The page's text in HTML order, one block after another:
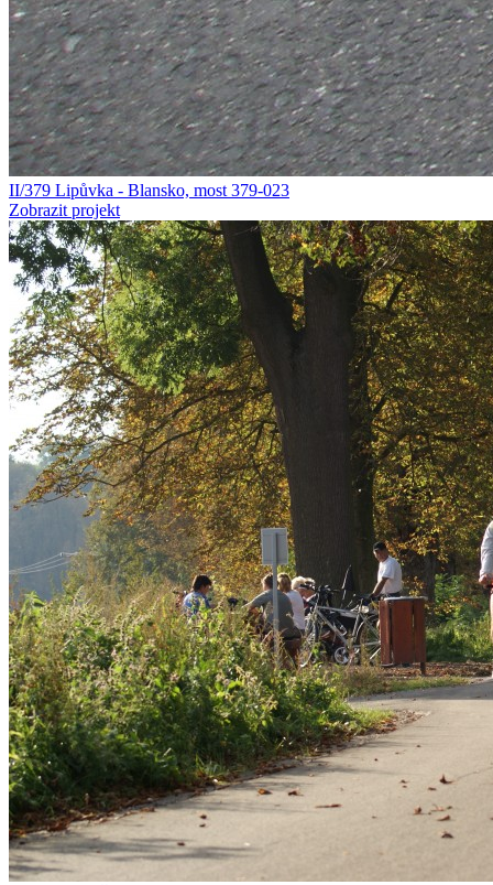
II/379 Lipůvka - Blansko, most 379-023
Zobrazit projekt